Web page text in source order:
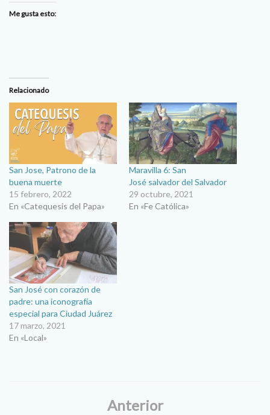
Me gusta esto:
Relacionado
San Jose, Patrono de la
buena muerte
15 febrero, 2022
En «Catequesis del Papa»
Maravilla 6: San
José salvador del Salvador
29 octubre, 2021
En «Fe Católica»
San José con corazón de
padre: una iconografía
especial para Ciudad Juárez
17 marzo, 2021
En «Local»
Anterior